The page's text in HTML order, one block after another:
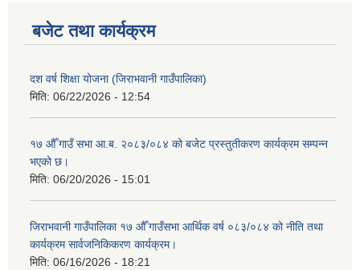
बजेट तथा कार्यक्रम
दश वर्ष शिक्षा योजना (जिराभवानी गाउँपालिका)
मिति: 06/22/2026 - 12:54
१७ औँ गाउँ सभा आ.ब. २०८३/०८४ को बजेट प्रस्तुतीकरण कार्यक्रम सम्पन्न
भएको छ।
मिति: 06/20/2026 - 15:01
जिराभवानी गाउँपालिका १७ औँ गाउँसभा आर्थिक वर्ष ०८३/०८४ को नीति तथा
कार्यक्रम सार्वजनिकिकरण कार्यक्रम।
मिति: 06/16/2026 - 18:21